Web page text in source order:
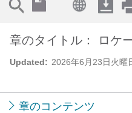
Updated: 2026年6月23日火曜
章のタイトル： ロケ
章のコンテンツ